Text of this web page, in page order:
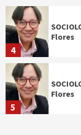
4
Flores
5
Flores